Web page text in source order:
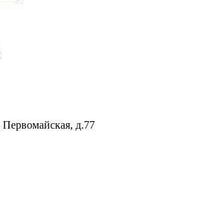
Первомайская, д.77